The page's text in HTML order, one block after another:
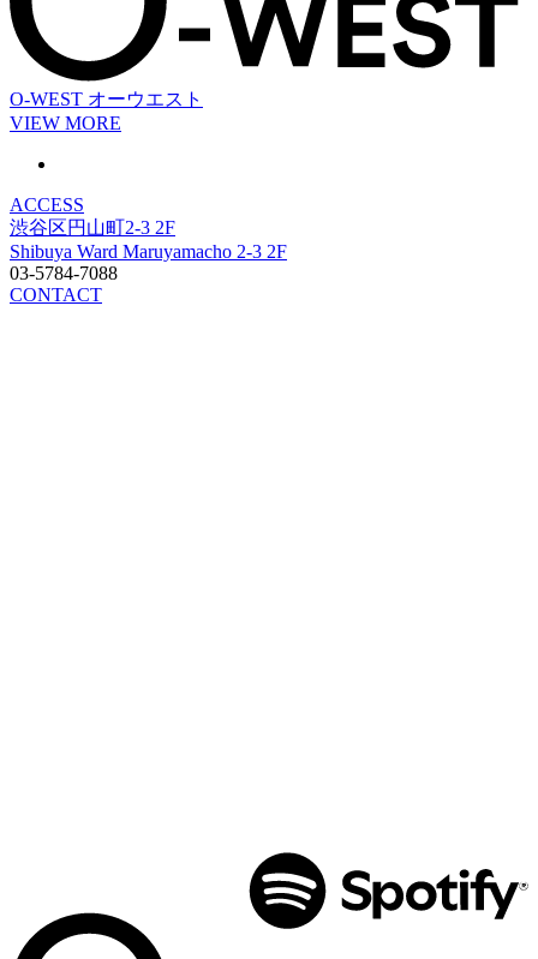
O-WEST オーウエスト
VIEW MORE
ACCESS
渋谷区円山町2-3 2F
Shibuya Ward Maruyamacho 2-3 2F
03-5784-7088
CONTACT